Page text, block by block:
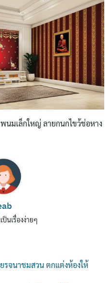
นมเล็กใหญ่ ลายกนกไขว้ช่อหาง
นเรื่องง่ายๆ
จนาชมสวน ตกแต่งห้องให้